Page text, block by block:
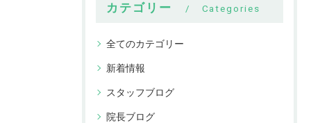
カテゴリー Categories
全てのカテゴリー
新着情報
スタッフブログ
院長ブログ